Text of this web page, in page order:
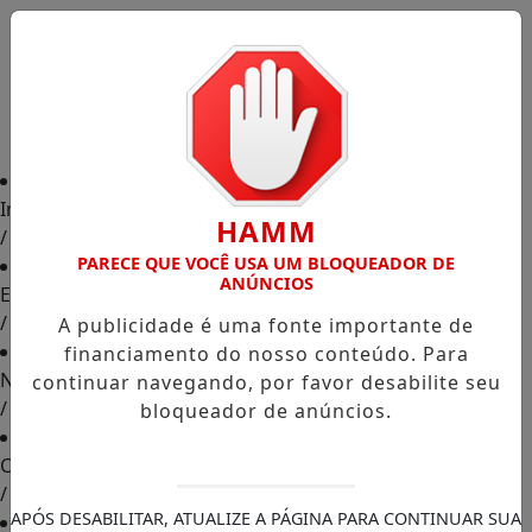
Início
/
Edições
/
Notícias
/
Contato
/
HAMM
PARECE QUE VOCÊ USA UM BLOQUEADOR DE
ANÚNCIOS
A publicidade é uma fonte importante de
financiamento do nosso conteúdo. Para
continuar navegando, por favor desabilite seu
bloqueador de anúncios.
APÓS DESABILITAR, ATUALIZE A PÁGINA PARA CONTINUAR SUA